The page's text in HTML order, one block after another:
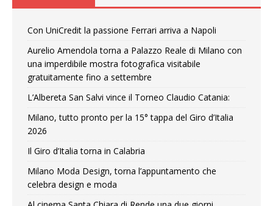
Con UniCredit la passione Ferrari arriva a Napoli
Aurelio Amendola torna a Palazzo Reale di Milano con
una imperdibile mostra fotografica visitabile
gratuitamente fino a settembre
L’Albereta San Salvi vince il Torneo Claudio Catania:
Milano, tutto pronto per la 15° tappa del Giro d’Italia
2026
Il Giro d’Italia torna in Calabria
Milano Moda Design, torna l’appuntamento che
celebra design e moda